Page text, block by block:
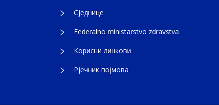
Сједнице
Federalno ministarstvo zdravstva
Корисни линкови
Рјечник појмова